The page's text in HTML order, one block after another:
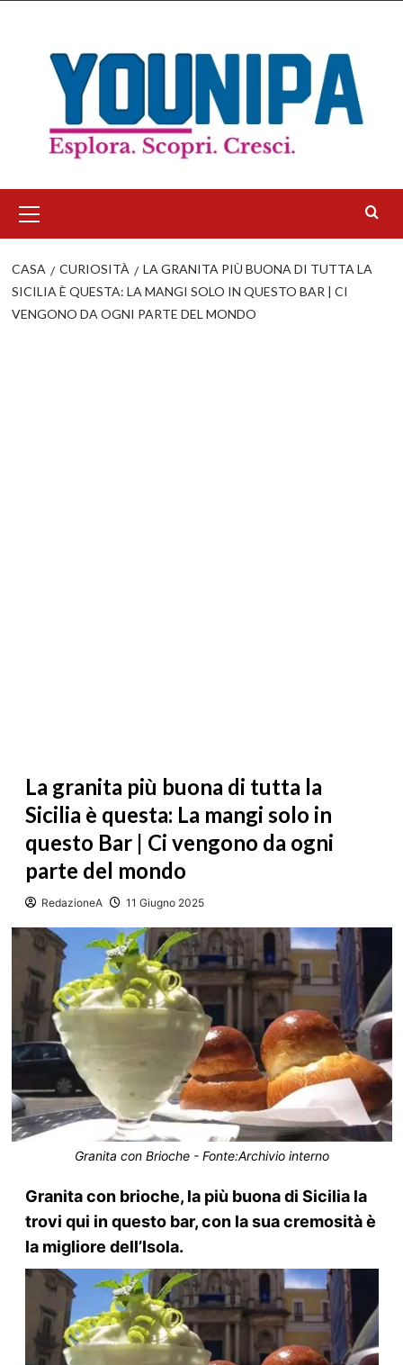
contenuto
principale
CASA CURIOSITÀ
LA GRANITA PIÙ BUONA DI TUTTA LA
SICILIA È QUESTA: LA MANGI SOLO IN QUESTO BAR | CI
VENGONO DA OGNI PARTE DEL MONDO
La granita più buona di tutta la
Sicilia è questa: La mangi solo in
questo Bar | Ci vengono da ogni
parte del mondo
RedazioneA 11 Giugno 2025
Granita con Brioche - Fonte:Archivio interno
Granita con brioche, la più buona di Sicilia la
trovi qui in questo bar, con la sua cremosità è
la migliore dell’Isola.